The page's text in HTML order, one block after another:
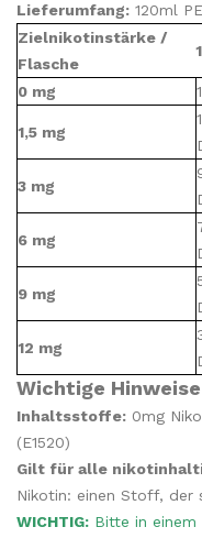
Lieferumfang: 120ml
Zielnikotinstärke /
Flasche
0 mg
1,5 mg
3 mg
6 mg
9 mg
12 mg
Wichtige
Inhaltsstoffe: 0mg
(E1520)
Gilt für alle
Nikotin: einen Stoff, der
WICHTIG: Bitte in einem